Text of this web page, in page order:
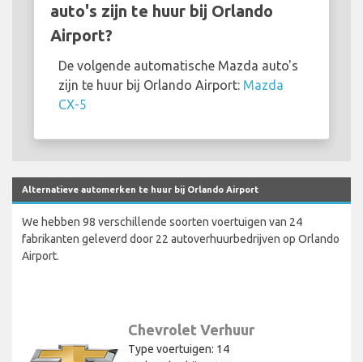
auto's zijn te huur bij Orlando
Airport?
De volgende automatische Mazda auto's
zijn te huur bij Orlando Airport: Mazda
CX-5
Alternatieve automerken te huur bij Orlando Airport
We hebben 98 verschillende soorten voertuigen van 24
fabrikanten geleverd door 22 autoverhuurbedrijven op Orlando
Airport.
Chevrolet Verhuur
Type voertuigen: 14